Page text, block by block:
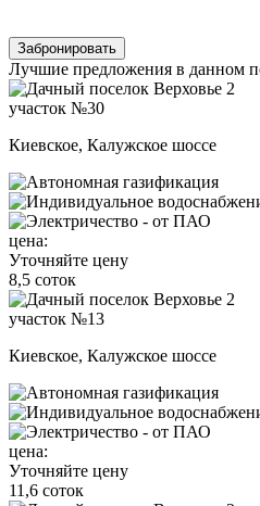
Забронировать
Лучшие предложения в данном
участок №30
Киевское, Калужское шоссе
цена:
Уточняйте цену
8,5 соток
участок №13
Киевское, Калужское шоссе
цена:
Уточняйте цену
11,6 соток